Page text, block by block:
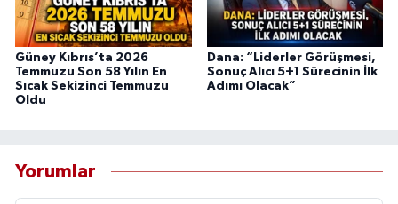
Güney Kıbrıs’ta 2026
Temmuzu Son 58 Yılın En
Sıcak Sekizinci Temmuzu
Oldu
Dana: “Liderler Görüşmesi,
Sonuç Alıcı 5+1 Sürecinin İlk
Adımı Olacak”
Yorumlar